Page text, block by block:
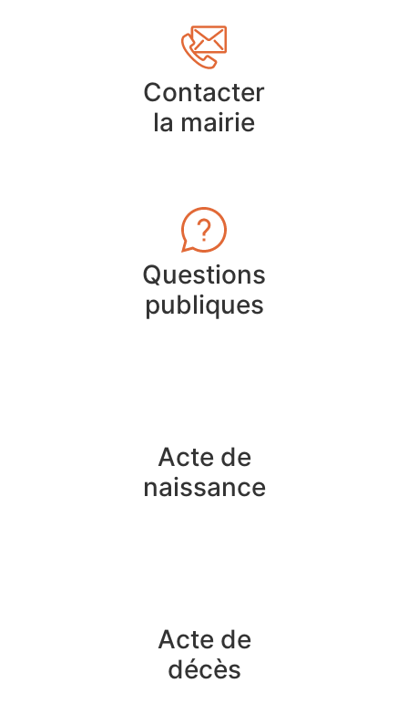
Contacter
la mairie
Questions
publiques
Acte de
naissance
Acte de
décès